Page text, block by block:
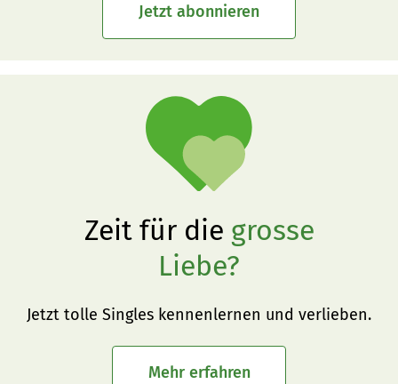
Jetzt abonnieren
Zeit für die grosse
Liebe?
Jetzt tolle Singles kennenlernen und verlieben.
Mehr erfahren